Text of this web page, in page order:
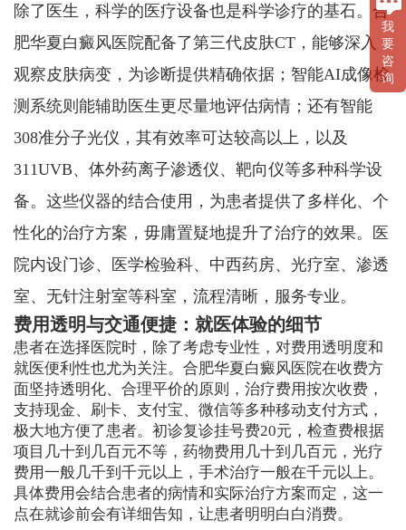
除了医生，科学的医疗设备也是科学诊疗的基石。合
肥华夏白癜风医院配备了第三代皮肤CT，能够深入
观察皮肤病变，为诊断提供精确依据；智能AI成像检
测系统则能辅助医生更尽量地评估病情；还有智能
308准分子光仪，其有效率可达较高以上，以及
311UVB、体外药离子渗透仪、靶向仪等多种科学设
备。这些仪器的结合使用，为患者提供了多样化、个
性化的治疗方案，毋庸置疑地提升了治疗的效果。医
院内设门诊、医学检验科、中西药房、光疗室、渗透
室、无针注射室等科室，流程清晰，服务专业。
费用透明与交通便捷：就医体验的细节
患者在选择医院时，除了考虑专业性，对费用透明度和
就医便利性也尤为关注。合肥华夏白癜风医院在收费方
面坚持透明化、合理平价的原则，治疗费用按次收费，
支持现金、刷卡、支付宝、微信等多种移动支付方式，
极大地方便了患者。初诊复诊挂号费20元，检查费根据
项目几十到几百元不等，药物费用几十到几百元，光疗
费用一般几千到千元以上，手术治疗一般在千元以上。
具体费用会结合患者的病情和实际治疗方案而定，这一
点在就诊前会有详细告知，让患者明明白白消费。
我
要
咨
询